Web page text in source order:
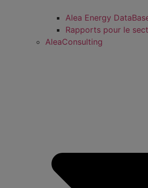
Alea Energy
Rapports pour le
AleaConsulting